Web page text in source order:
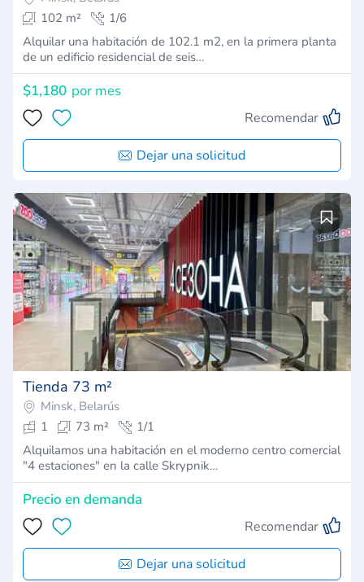
102 m²
1/6
Alquilar una habitación de 102.1 m2, en la primera planta
de un edificio residencial de seis…
$1,180 por mes
Recomendar
Dejar una solicitud
Tienda 73 m²
Minsk, Belarús
1
73 m²
1/1
Alquilamos una habitación en el moderno centro comercial
"4 estaciones" en la calle Skrypnik…
Precio en demanda
Recomendar
Dejar una solicitud